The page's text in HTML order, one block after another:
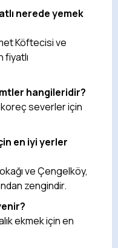
nerede yemek
Köftecisi ve
fiyatlı
hangileridir?
severler için
en iyi yerler
ve Çengelköy,
zengindir.
ekmek için en